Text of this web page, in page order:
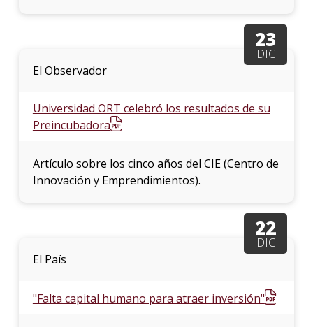
23
DIC
El Observador
Universidad ORT celebró los resultados de su
Preincubadora
Artículo sobre los cinco años del CIE (Centro de
Innovación y Emprendimientos).
22
DIC
El País
"Falta capital humano para atraer inversión"